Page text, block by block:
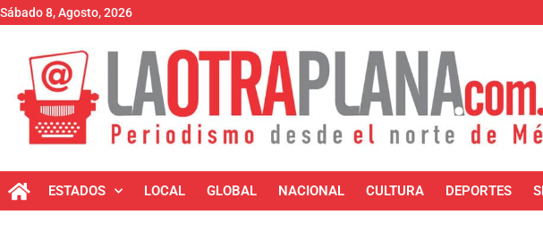
Sábado 8, Agosto, 2026
ESTADOS LOCAL GLOBAL NACIONAL CULTURA DEPORTES